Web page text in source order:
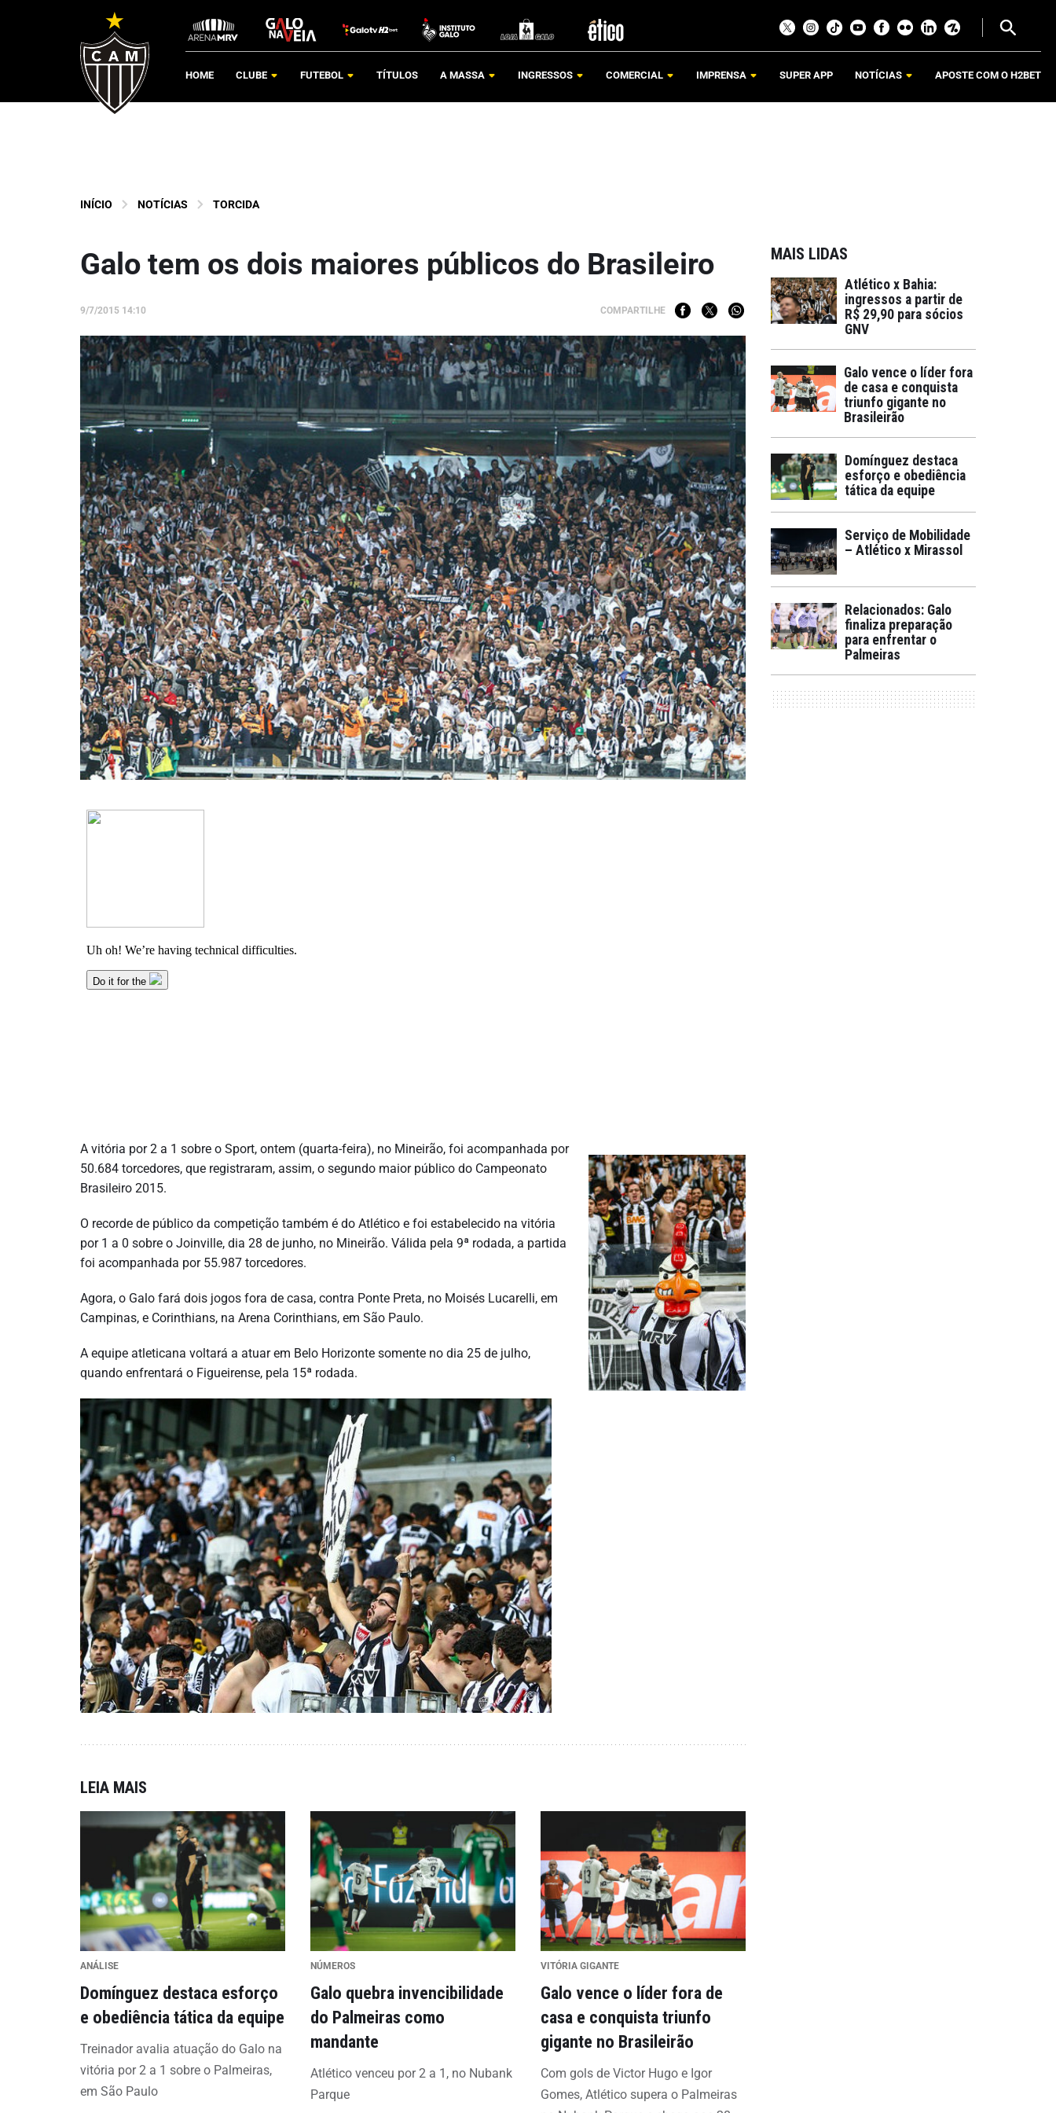
HOME CLUBE FUTEBOL TÍTULOS A MASSA INGRESSOS COMERCIAL IMPRENSA SUPER APP NOTÍCIAS APOSTE COM O H2BET
INÍCIO NOTÍCIAS TORCIDA
Galo tem os dois maiores públicos do Brasileiro
9/7/2015 14:10 COMPARTILHE
A vitória por 2 a 1 sobre o Sport, ontem (quarta-feira), no Mineirão, foi acompanhada por
50.684 torcedores, que registraram, assim, o segundo maior público do Campeonato
Brasileiro 2015.
O recorde de público da competição também é do Atlético e foi estabelecido na vitória
por 1 a 0 sobre o Joinville, dia 28 de junho, no Mineirão. Válida pela 9ª rodada, a partida
foi acompanhada por 55.987 torcedores.
Agora, o Galo fará dois jogos fora de casa, contra Ponte Preta, no Moisés Lucarelli, em
Campinas, e Corinthians, na Arena Corinthians, em São Paulo.
A equipe atleticana voltará a atuar em Belo Horizonte somente no dia 25 de julho,
quando enfrentará o Figueirense, pela 15ª rodada.
LEIA MAIS
ANÁLISE
Domínguez destaca esforço
e obediência tática da equipe
Treinador avalia atuação do Galo na
vitória por 2 a 1 sobre o Palmeiras,
em São Paulo
NÚMEROS
Galo quebra invencibilidade
do Palmeiras como
mandante
Atlético venceu por 2 a 1, no Nubank
Parque
VITÓRIA GIGANTE
Galo vence o líder fora de
casa e conquista triunfo
gigante no Brasileirão
Com gols de Victor Hugo e Igor
Gomes, Atlético supera o Palmeiras
MAIS LIDAS
Atlético x Bahia:
ingressos a partir de
R$ 29,90 para sócios
GNV
Galo vence o líder fora
de casa e conquista
triunfo gigante no
Brasileirão
Domínguez destaca
esforço e obediência
tática da equipe
Serviço de Mobilidade
– Atlético x Mirassol
Relacionados: Galo
finaliza preparação
para enfrentar o
Palmeiras